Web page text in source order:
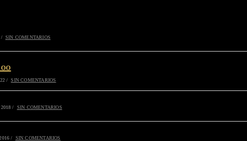
/ SIN COMENTARIOS
/ SIN COMENTARIOS
/ SIN COMENTARIOS
/ SIN COMENTARIOS